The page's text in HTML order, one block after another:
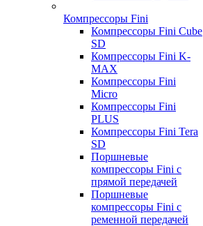
Компрессоры Fini
Компрессоры Fini Cube
SD
Компрессоры Fini K-
MAX
Компрессоры Fini
Micro
Компрессоры Fini
PLUS
Компрессоры Fini Tera
SD
Поршневые
компрессоры Fini с
прямой передачей
Поршневые
компрессоры Fini с
ременной передачей